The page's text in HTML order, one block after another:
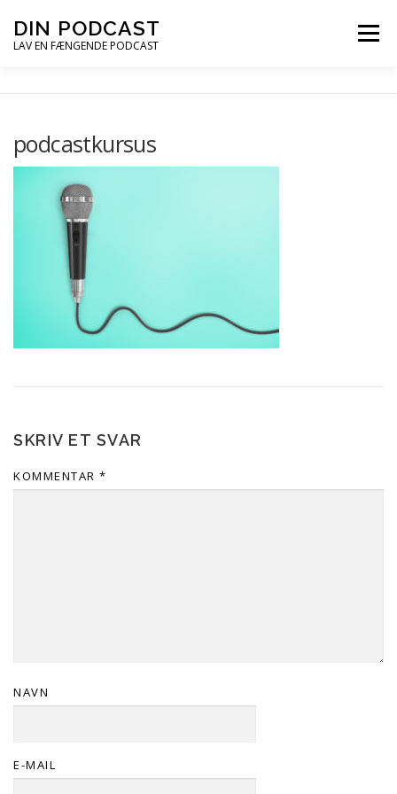
tilDIN PODCAST
LAV EN FÆNGENDE PODCAST
Menu
PODCAST – LYT PODCAST MAIL
podcastkursus
SKRIV ET SVAR
KOMMENTAR *
NAVN
E-MAIL